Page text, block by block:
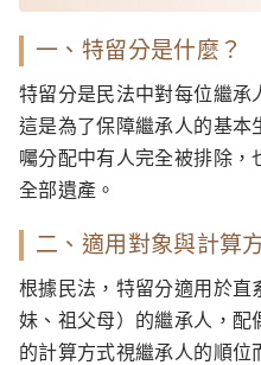
一、特留分是什麼？
特留分是民法中對每位繼承
這是為了保障繼承人的基本
囑分配中有人完全被排除，
全部遺產。
二、適用對象與計算
根據民法，特留分適用於直
妹、祖父母）的繼承人，配
的計算方式視繼承人的順位